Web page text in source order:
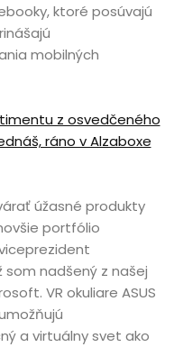
ktoré posúvajú
mobilných
z osvedčeného
ráno v Alzaboxe
úžasné produkty
portfólio
som nadšený z našej
VR okuliare ASUS
a virtuálny svet ako